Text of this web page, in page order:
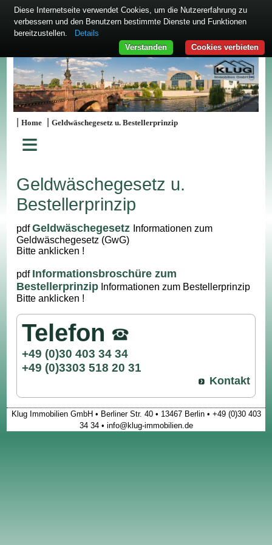
|Home |Geldwäschegesetz u. Bestellerprinzip
≡
Geldwäschegesetz u.
Bestellerprinzip
pdfGeldwäschegesetz Informationen zum
Geldwäschegesetz (GwG)
Bitte anklicken !
pdf Informationsbroschüre zum
Bestellerprinzip Informationen zum Bestellerprinzip
Bitte anklicken !
Telefon
+49 (0)30 403 34 34
+49 (0)3303 518 20 31
Kontakt
Klug Immobilien GmbH • Berliner Str. 40 • 13467 Berlin • +49 (0)30 403
34 34 • info@klug-immobilien.de
Diese Internetseite verwendet Cookies, um die Nutzererfahrung zu
verbessern und den Benutzern bestimmte Dienste und Funktionen
bereitzustellen.
Details
Cookies verbieten
Verstanden